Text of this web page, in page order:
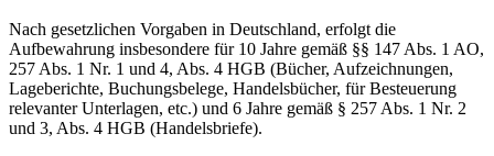
Nach gesetzlichen Vorgaben in Deutschland, erfolgt die
Aufbewahrung insbesondere für 10 Jahre gemäß §§ 147 Abs. 1 AO,
257 Abs. 1 Nr. 1 und 4, Abs. 4 HGB (Bücher, Aufzeichnungen,
Lageberichte, Buchungsbelege, Handelsbücher, für Besteuerung
relevanter Unterlagen, etc.) und 6 Jahre gemäß § 257 Abs. 1 Nr. 2
und 3, Abs. 4 HGB (Handelsbriefe).